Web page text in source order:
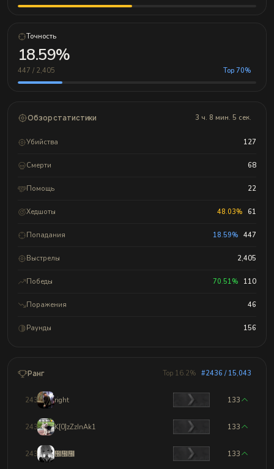
Точность
18.59%
447 / 2,405 Top 70%
Обзор статистики 3 ч. 8 мин. 5 сек.
Убийства 127
Смерти 68
Помощь 22
Хедшоты 48.03% 61
Попадания 18.59% 447
Выстрелы 2,405
Победы 70.51% 110
Поражения 46
Раунды 156
Ранг Top 16.2% #2436 / 15,043
2433 right 133
2434 K[0]zZzInAk1 133
2435 ᲼᲼᲼ 133